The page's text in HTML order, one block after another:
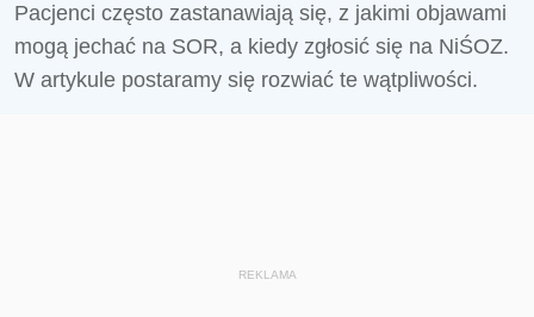
Pacjenci często zastanawiają się, z jakimi objawami
mogą jechać na SOR, a kiedy zgłosić się na NiŚOZ.
W artykule postaramy się rozwiać te wątpliwości.
REKLAMA